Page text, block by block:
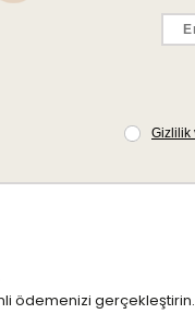
ödemenizi gerçekleştirin.